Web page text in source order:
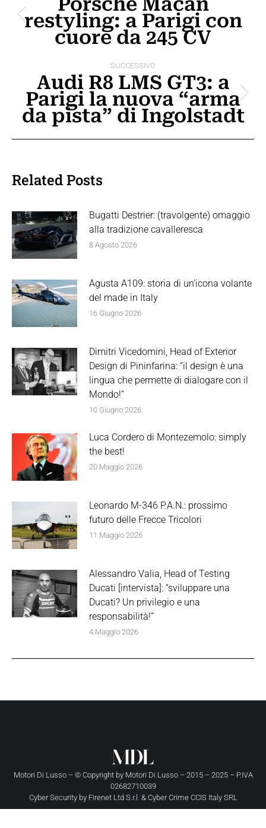
Post
precedente:
restyling: a Parigi con
cuore da 245 CV
SUCCESSIVO
Prossimo
post:
Audi R8 LMS GT3: a
Parigi la nuova “arma
da pista” di Ingolstadt
Related Posts
Bugatti Destrier: (travolgente) omaggio
alla tradizione cavalleresca
8 Agosto 2026
Agusta A109: storia di un’icona volante
del made in Italy
16 Giugno 2026
Dimitri Vicedomini, Head of Exterior
Design di Pininfarina: “il design è una
lingua che permette di dialogare con il
Mondo!”
10 Giugno 2026
Luca Cordero di Montezemolo: simply
the best!
20 Maggio 2026
Leonardo M-346 P.A.N.: prossimo
futuro delle Frecce Tricolori
11 Maggio 2026
Alessandro Valia, Head of Testing
Ducati [intervista]: “sviluppare una
Ducati? Un privilegio e una
responsabilità!”
4 Maggio 2026
Motori Di Lusso – © Copyright by Motori Di Lusso– 2015 – 2025 – P.IVA
02682710039
Cyber Security by Firenet Ltd S.r.l. & Cyber Crime CCIS Italy SRL